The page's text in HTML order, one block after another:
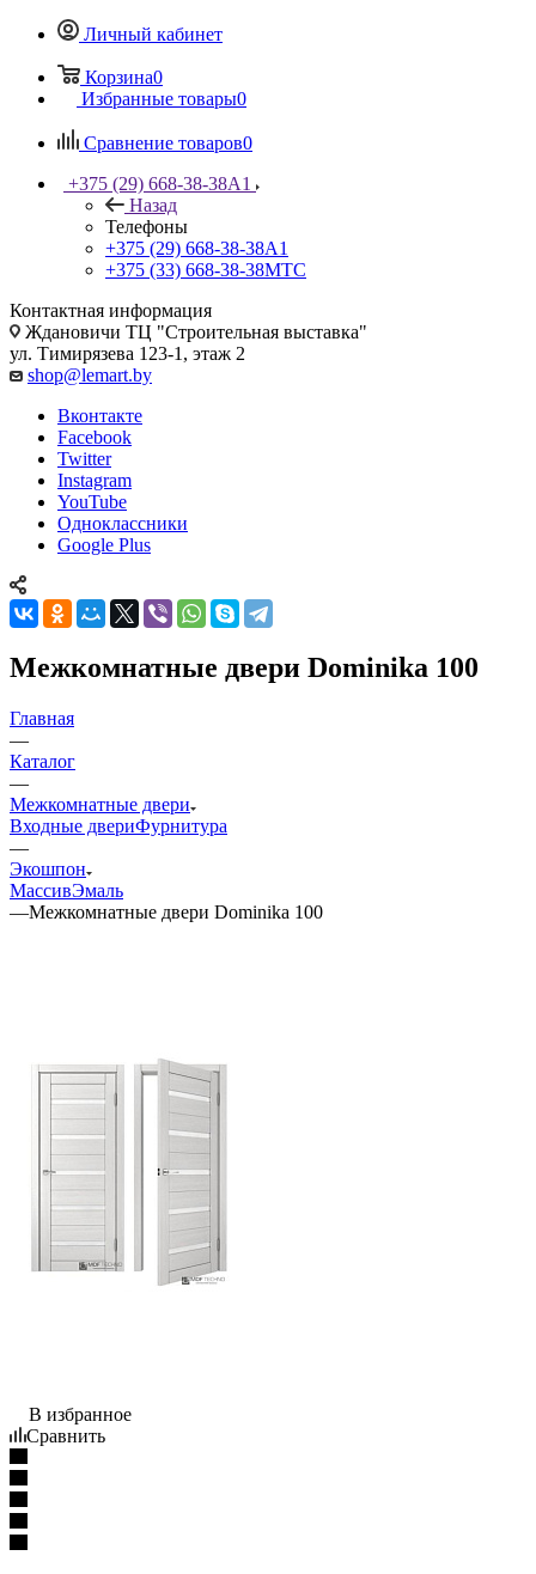
Личный кабинет
Корзина0
Избранные товары0
Сравнение товаров0
+375 (29) 668-38-38A1
Назад
Телефоны
+375 (29) 668-38-38A1
+375 (33) 668-38-38МТС
Контактная информация
Ждановичи ТЦ "Строительная выставка"
ул. Тимирязева 123-1, этаж 2
shop@lemart.by
Вконтакте
Facebook
Twitter
Instagram
YouTube
Одноклассники
Google Plus
Межкомнатные двери Dominika 100
Главная
—
Каталог
—
Межкомнатные двери
Входные двериФурнитура
—
Экошпон
МассивЭмаль
—Межкомнатные двери Dominika 100
В избранное
Сравнить